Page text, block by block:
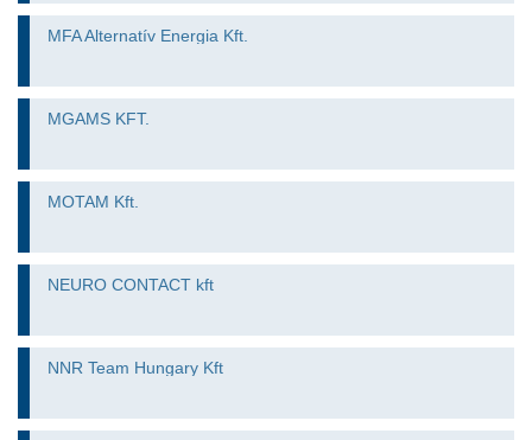
MFA Alternatív Energia Kft.
MGAMS KFT.
MOTAM Kft.
NEURO CONTACT kft
NNR Team Hungary Kft